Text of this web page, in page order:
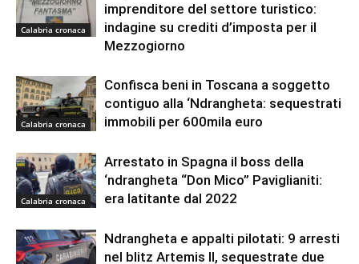
Calabria cronaca
imprenditore del settore turistico:
indagine su crediti d’imposta per il
Mezzogiorno
Calabria cronaca
Confisca beni in Toscana a soggetto
contiguo alla ‘Ndrangheta: sequestrati
immobili per 600mila euro
Calabria cronaca
Arrestato in Spagna il boss della
‘ndrangheta “Don Mico” Paviglianiti:
era latitante dal 2022
Ndrangheta e appalti pilotati: 9 arresti
nel blitz Artemis II, sequestrate due